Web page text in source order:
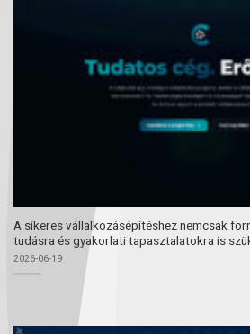
A sikeres vállalkozásépítéshez nemcsak
tudásra és gyakorlati tapasztalatokra is
2026-06-19